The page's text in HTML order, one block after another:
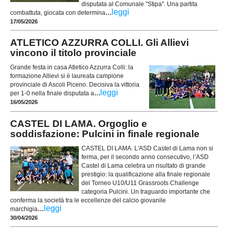
disputata al Comunale "Stipa". Una partita
combattuta, giocata con determina... leggi
17/05/2026
ATLETICO AZZURRA COLLI. Gli Allievi
vincono il titolo provinciale
Grande festa in casa Atletico Azzurra Colli: la
formazione Allievi si è laureata campione
provinciale di Ascoli Piceno. Decisiva la vittoria
per 1-0 nella finale disputata a... leggi
16/05/2026
CASTEL DI LAMA. Orgoglio e
soddisfazione: Pulcini in finale regionale
CASTEL DI LAMA. L'ASD Castel di Lama non si
ferma, per il secondo anno consecutivo, l’ASD
Castel di Lama celebra un risultato di grande
prestigio: la qualificazione alla finale regionale
del Torneo U10/U11 Grassroots Challenge
categoria Pulcini. Un traguardo importante che
conferma la società tra le eccellenze del calcio giovanile
marchigia... leggi
30/04/2026